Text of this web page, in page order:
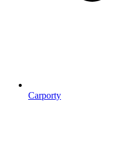
Carporty